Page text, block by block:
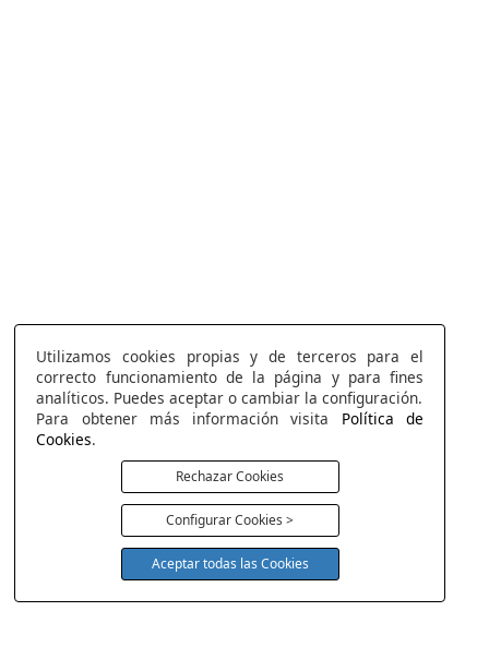
Utilizamos cookies propias y de terceros para el
correcto funcionamiento de la página y para fines
analíticos. Puedes aceptar o cambiar la configuración.
Para obtener más información visita Política de
Cookies.
Rechazar Cookies
Configurar Cookies >
Aceptar todas las Cookies